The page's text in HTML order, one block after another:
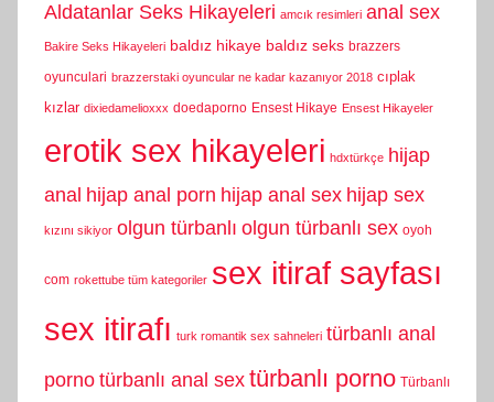
Aldatanlar Seks Hikayeleri amcık resimleri anal sex
Bakire Seks Hikayeleri baldız hikaye baldız seks brazzers
oyunculari brazzerstaki oyuncular ne kadar kazanıyor 2018 cıplak
kızlar dixiedamelioxxx doedaporno Ensest Hikaye Ensest Hikayeler
erotik sex hikayeleri hdxtürkçe hijap
anal hijap anal porn hijap anal sex hijap sex
kızını sikiyor olgun türbanlı olgun türbanlı sex oyoh
com rokettube tüm kategoriler sex itiraf sayfası
sex itirafı turk romantik sex sahneleri türbanlı anal
porno türbanlı anal sex türbanlı porno Türbanlı